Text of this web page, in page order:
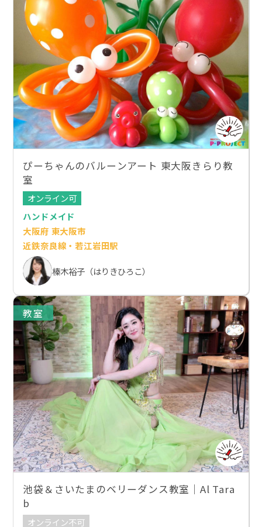
ぴーちゃんのバルーンアート 東大阪きらり教
室
オンライン可
ハンドメイド
大阪府 東大阪市
近鉄奈良線・若江岩田駅
榛木裕子（はりきひろこ）
教室
池袋＆さいたまのベリーダンス教室｜Al Tara
b
オンライン不可